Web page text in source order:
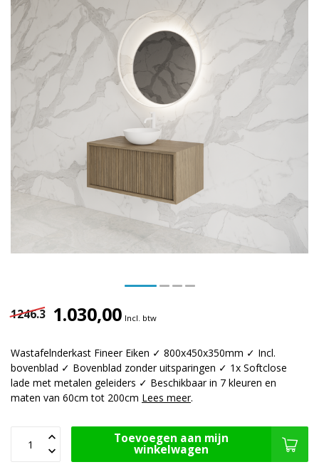
1246.3 1.030,00 Incl. btw
Wastafelnderkast Fineer Eiken ✓ 800x450x350mm ✓ Incl.
bovenblad ✓ Bovenblad zonder uitsparingen ✓ 1x Softclose
lade met metalen geleiders ✓ Beschikbaar in 7 kleuren en
maten van 60cm tot 200cm Lees meer.
Toevoegen aan mijn
winkelwagen